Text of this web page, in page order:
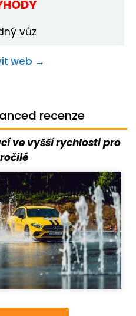
vůz
web →
recenze
ve vyšší rychlosti pro